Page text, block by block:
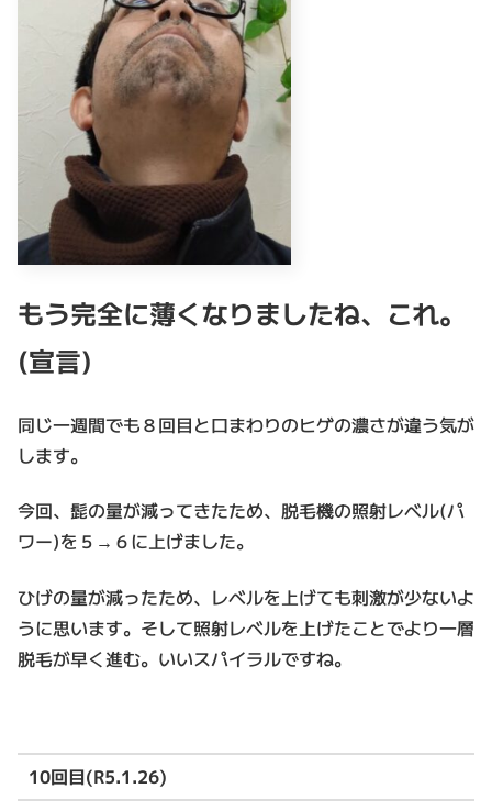
もう完全に薄くなりましたね、これ。
(宣言)
同じ一週間でも８回目と口まわりのヒゲの濃さが違う気が
します。
今回、髭の量が減ってきたため、脱毛機の照射レベル(パ
ワー)を５→６に上げました。
ひげの量が減ったため、レベルを上げても刺激が少ないよ
うに思います。そして照射レベルを上げたことでより一層
脱毛が早く進む。いいスパイラルですね。
10回目(R5.1.26)